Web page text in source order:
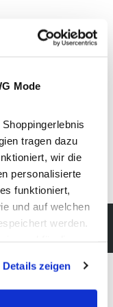
Mode
tragen dazu
wir die
personalisierte
funktioniert,
und auf welchen
werden.
auf jeden
für Analyse- oder
wenn Sie das
Details zeigen
Polyester, 89%